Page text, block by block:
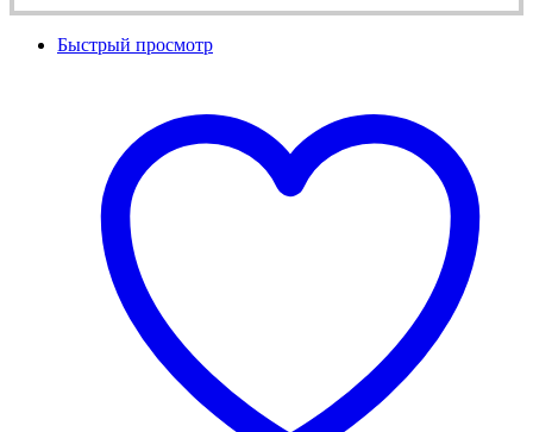
Быстрый просмотр